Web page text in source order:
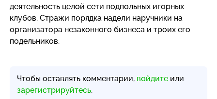
деятельность целой сети подпольных игорных
клубов. Стражи порядка надели наручники на
организатора незаконного бизнеса и троих его
подельников.
Чтобы оставлять комментарии, войдите или
зарегистрируйтесь.